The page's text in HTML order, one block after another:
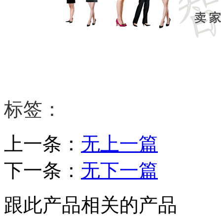
标签：
上一条： 无上一篇
下一条： 无下一篇
跟此产品相关的产品